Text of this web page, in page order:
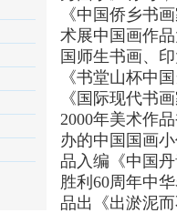
《中国侨乡书
术展中国画作
国师生书画、
《书堂山杯中
《国际现代书
2000年美术作
办的中国国画
品入编《中国
胜利60周年中
品出《出淤泥